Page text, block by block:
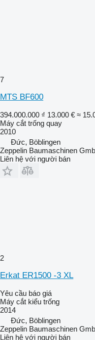
7
MTS BF600
394.000.000 ₫ 13.000 € ≈
Máy cắt trống quay
2010
Đức, Böblingen
Zeppelin Baumaschinen
Liên hệ với người bán
2
Erkat ER1500 -3 XL
Yêu cầu báo giá
Máy cắt kiểu trống
2014
Đức, Böblingen
Zeppelin Baumaschinen
Liên hệ với người bán